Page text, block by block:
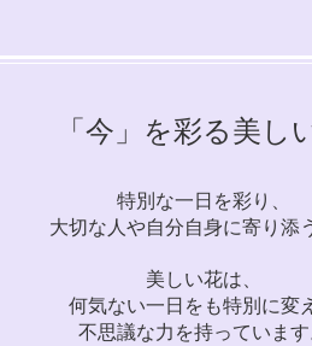
「今」を彩る​美し
特別な一日を彩り、
大切な人や自分自身に寄り添
美しい花は、
何気ない一日をも特別に変
不思議な力を持っていま